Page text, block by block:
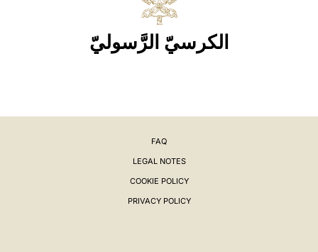
الكرسيّ الرَّسوليّ
FAQ
LEGAL NOTES
COOKIE POLICY
PRIVACY POLICY